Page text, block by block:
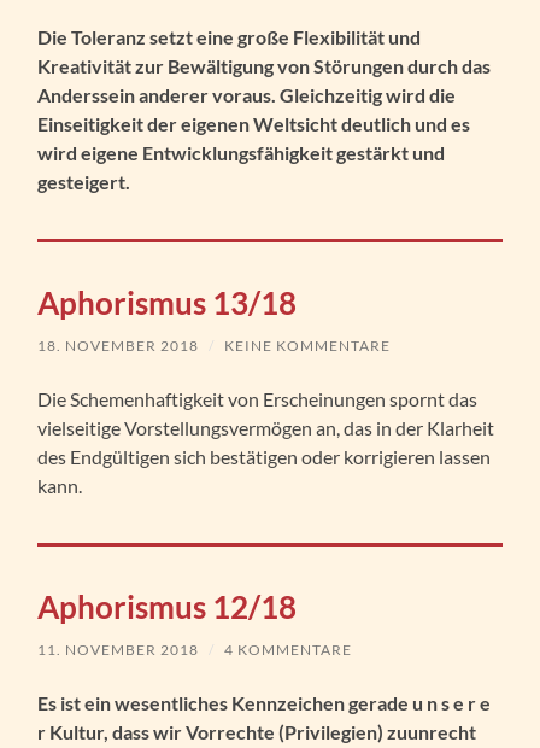
Die Toleranz setzt eine große Flexibilität und
Kreativität zur Bewältigung von Störungen durch das
Anderssein anderer voraus. Gleichzeitig wird die
Einseitigkeit der eigenen Weltsicht deutlich und es
wird eigene Entwicklungsfähigkeit gestärkt und
gesteigert.
Aphorismus 13/18
18. NOVEMBER 2018 / KEINE KOMMENTARE
Die Schemenhaftigkeit von Erscheinungen spornt das
vielseitige Vorstellungsvermögen an, das in der Klarheit
des Endgültigen sich bestätigen oder korrigieren lassen
kann.
Aphorismus 12/18
11. NOVEMBER 2018 / 4 KOMMENTARE
Es ist ein wesentliches Kennzeichen gerade u n s e r e
r Kultur, dass wir Vorrechte (Privilegien) zuunrecht